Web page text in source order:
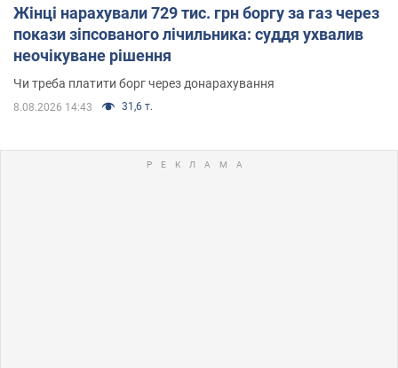
Жінці нарахували 729 тис. грн боргу за газ через
покази зіпсованого лічильника: суддя ухвалив
неочікуване рішення
Чи треба платити борг через донарахування
8.08.2026 14:43 31,6 т.